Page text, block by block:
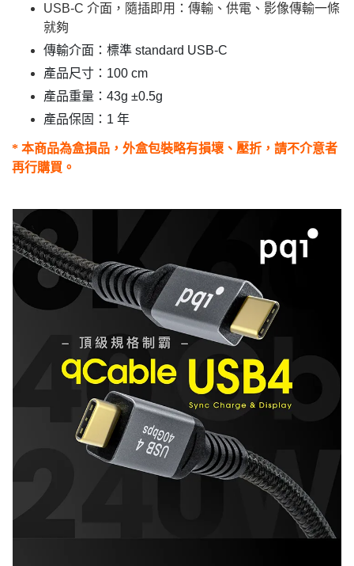
USB-C 介面，隨插即用：傳輸、供電、影像傳輸一條
就夠
傳輸介面：標準 standard USB-C
產品尺寸：100 cm
產品重量：43g ±0.5g
產品保固：1 年
* 本商品為盒損品，外盒包裝略有損壞、壓折，請不介意者
再行購買。